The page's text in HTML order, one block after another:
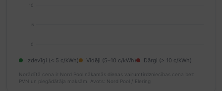
0
5
10
Izdevīgi (< 5 c/kWh) Vidēji (5–10 c/kWh) Dārgi (> 10 c/kWh)
Norādītā cena ir Nord Pool nākamās dienas vairumtirdzniecības cena bez
PVN un piegādātāja maksām.
Avots: Nord Pool / Elering